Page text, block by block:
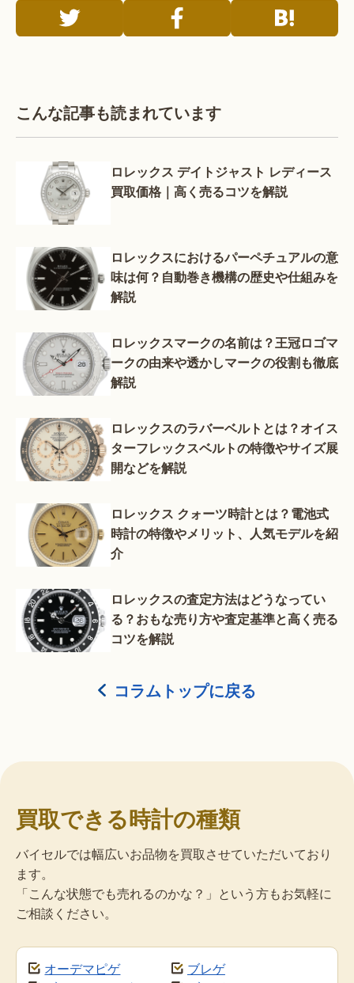
こんな記事も読まれています
ロレックス デイトジャスト レディース
買取価格｜高く売るコツを解説
ロレックスにおけるパーペチュアルの意
味は何？自動巻き機構の歴史や仕組みを
解説
ロレックスマークの名前は？王冠ロゴマ
ークの由来や透かしマークの役割も徹底
解説
ロレックスのラバーベルトとは？オイス
ターフレックスベルトの特徴やサイズ展
開などを解説
ロレックス クォーツ時計とは？電池式
時計の特徴やメリット、人気モデルを紹
介
ロレックスの査定方法はどうなってい
る？おもな売り方や査定基準と高く売る
コツを解説
コラムトップに戻る
買取できる時計の種類
バイセルでは幅広いお品物を買取させていただいており
ます。
「こんな状態でも売れるのかな？」という方もお気軽に
ご相談ください。
オーデマピゲ
ブレゲ